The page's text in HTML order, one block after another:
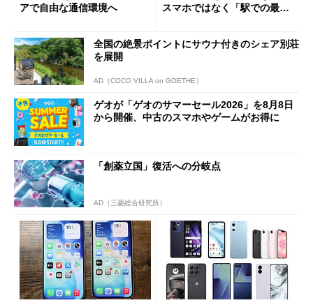
アで自由な通信環境へ
スマホではなく「駅での最短
全国の絶景ポイントにサウナ付きのシェア別荘
を展開
AD（COCO VILLA on GOETHE）
ゲオが「ゲオのサマーセール2026」を8月8日
から開催、中古のスマホやゲームがお得に
「創薬立国」復活への分岐点
AD（三菱総合研究所）